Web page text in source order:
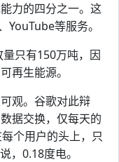
力的四分之一。这
等服务。
只有150万吨，因
再生能源。
观。谷歌对此辩
据交换，仅每天的
个用户的头上，只
，0.18度电。